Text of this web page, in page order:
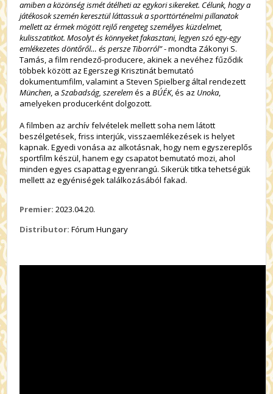
amiben a közönség ismét átélheti az egykori sikereket. Célunk, hogy a
játékosok szemén keresztül láttassuk a sporttörténelmi pillanatok
mellett az érmek mögött rejlő rengeteg személyes küzdelmet,
kulisszatitkot. Mosolyt és könnyeket fakasztani, legyen szó egy-egy
emlékezetes döntőről… és persze Tiborról”- mondta Zákonyi S.
Tamás, a film rendező-producere, akinek a nevéhez fűződik
többek között az Egerszegi Krisztinát bemutató
dokumentumfilm, valamint a Steven Spielberg által rendezett
München, aSzabadság, szerelemés aBÚÉK, és az Unoka,
amelyeken producerként dolgozott.
A filmben az archív felvételek mellett soha nem látott
beszélgetések, friss interjúk, visszaemlékezések is helyet
kapnak. Egyedi vonása az alkotásnak, hogy nem egyszereplős
sportfilm készül, hanem egy csapatot bemutató mozi, ahol
minden egyes csapattag egyenrangú. Sikerük titka tehetségük
mellett az egyéniségek találkozásából fakad.
Premier: 2023.04.20.
Distributor: Fórum Hungary